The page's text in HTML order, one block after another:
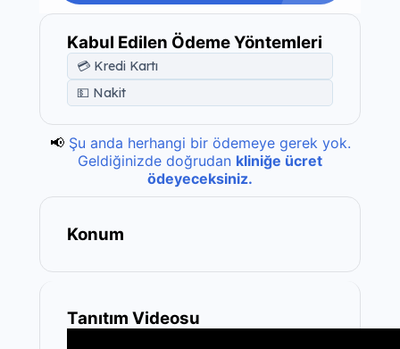
Kabul Edilen Ödeme Yöntemleri
💳 Kredi Kartı
💵 Nakit
📢 Şu anda herhangi bir ödemeye gerek yok.
Geldiğinizde doğrudan kliniğe ücret
ödeyeceksiniz.
Konum
Tanıtım Videosu